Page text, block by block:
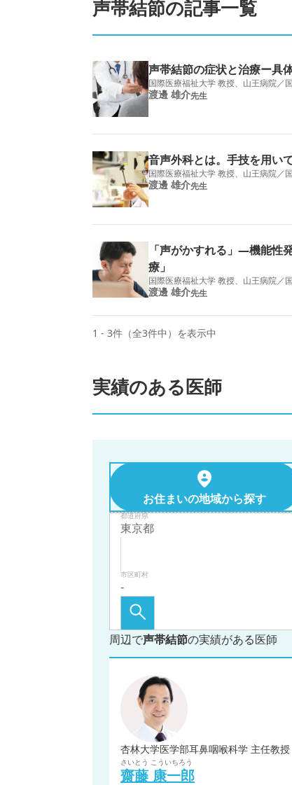
声帯結節の記事一覧
声帯結節の症状と治療ー具
国際医療福祉大学 教授、山王病院／
渡邊 雄介先生
音声外科とは。手技を用い
国際医療福祉大学 教授、山王病院／
渡邊 雄介先生
「声がかすれる」―機能性
療」
国際医療福祉大学 教授、山王病院／
渡邊 雄介先生
1 - 3件（全3件中）を表示中
実績のある医師
お住まいの地域から探す
都道府県
市区町村
周辺で声帯結節の実績がある医師
杏林大学医学部耳鼻咽喉科学 主任教授
さいとう こういちろう
齋藤 康一郎